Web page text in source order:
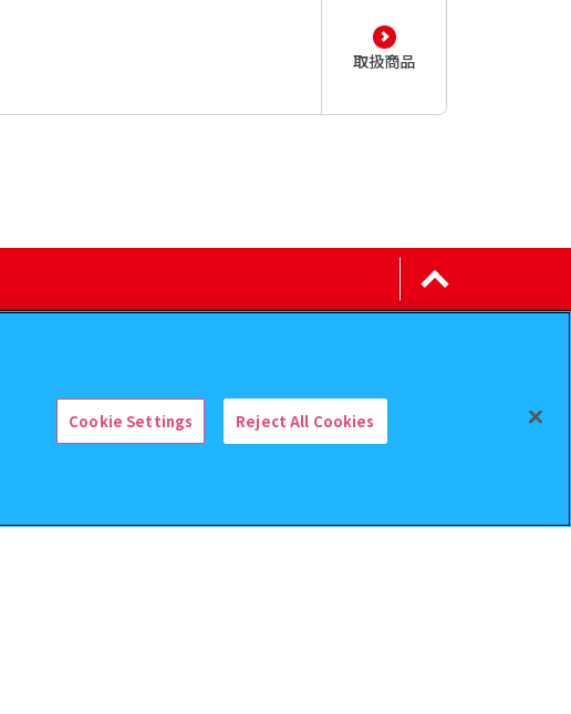
検索中の商品
取扱商品
Cookie Settings Reject All Cookies